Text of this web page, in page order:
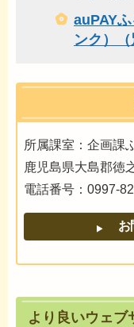
auPAY
ンク）（
所属課室：企画課
鹿児島県大島郡徳
電話番号：0997-
より良いウェブ